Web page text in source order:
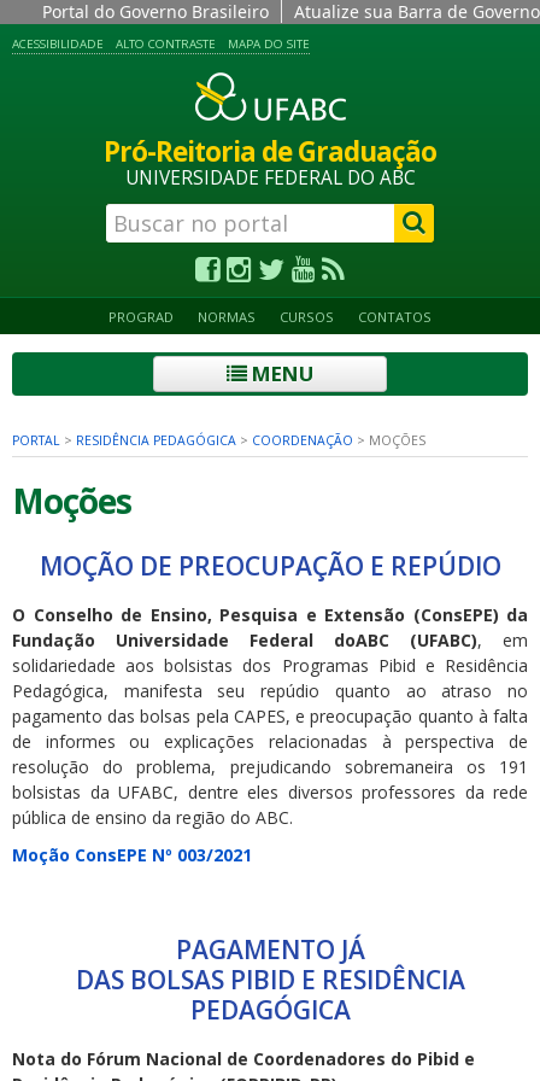
Portal do Governo Brasileiro Atualize sua Barra de Governo
ACESSIBILIDADE ALTO CONTRASTE MAPA DO SITE
Pró-Reitoria de Graduação
UNIVERSIDADE FEDERAL DO ABC
PROGRAD NORMAS CURSOS CONTATOS
MENU
PORTAL > RESIDÊNCIA PEDAGÓGICA > COORDENAÇÃO > MOÇÕES
Moções
MOÇÃO DE PREOCUPAÇÃO E REPÚDIO
O Conselho de Ensino, Pesquisa e Extensão (ConsEPE) da
Fundação Universidade Federal doABC (UFABC), em
solidariedade aos bolsistas dos Programas Pibid e Residência
Pedagógica, manifesta seu repúdio quanto ao atraso no
pagamento das bolsas pela CAPES, e preocupação quanto à falta
de informes ou explicações relacionadas à perspectiva de
resolução do problema, prejudicando sobremaneira os 191
bolsistas da UFABC, dentre eles diversos professores da rede
pública de ensino da região do ABC.
Moção ConsEPE Nº 003/2021
PAGAMENTO JÁ
DAS BOLSAS PIBID E RESIDÊNCIA
PEDAGÓGICA
Nota do Fórum Nacional de Coordenadores do Pibid e